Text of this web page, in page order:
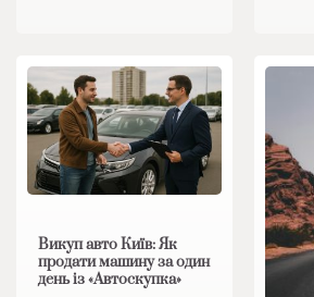
Викуп авто Київ: Як
продати машину за один
день із «Автоскупка»